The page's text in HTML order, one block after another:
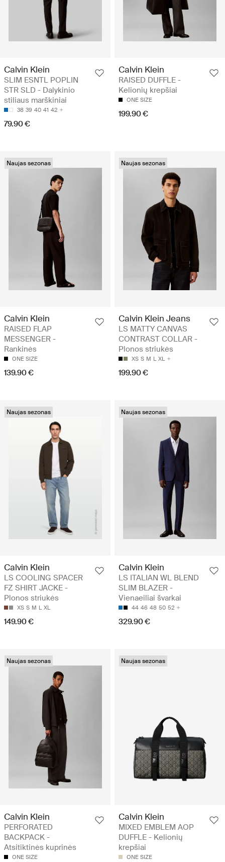
Calvin Klein
SLIM ESNTL POPLIN
STR SLD - Dalykinio
stiliaus marškiniai
38 39 40 41 42
79.90 €
Calvin Klein
RAISED DUFFLE -
Kelionių krepšiai
ONE SIZE
199.90 €
Naujas sezonas
Calvin Klein
RAISED FLAP
MESSENGER -
Rankinės
ONE SIZE
139.90 €
Naujas sezonas
Calvin Klein Jeans
LS MATTY CANVAS
CONTRAST COLLAR -
Plonos striukės
XS S M L XL
199.90 €
Naujas sezonas
Calvin Klein
LS COOLING SPACER
FZ SHIRT JACKE -
Plonos striukės
XS S M L XL
149.90 €
Naujas sezonas
Calvin Klein
LS ITALIAN WL BLEND
SLIM BLAZER -
Vienaeiliai švarkai
44 46 48 50 52
329.90 €
Naujas sezonas
Calvin Klein
PERFORATED
BACKPACK -
Atsitiktinės kuprinės
ONE SIZE
Naujas sezonas
Calvin Klein
MIXED EMBLEM AOP
DUFFLE - Kelionių
krepšiai
ONE SIZE